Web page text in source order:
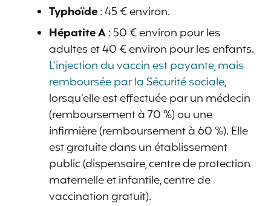
Typhoïde: 45 € environ.
Hépatite A: 50 € environ pour les
adultes et 40 € environ pour les enfants.
L’injection du vaccin est payante, mais
remboursée par la Sécurité sociale,
lorsqu’elle est effectuée par un médecin
(remboursement à 70 %) ou une
infirmière (remboursement à 60 %). Elle
est gratuite dans un établissement
public (dispensaire, centre de protection
maternelle et infantile, centre de
vaccination gratuit).